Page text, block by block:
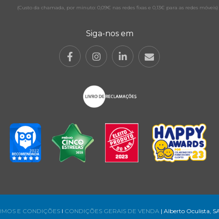
(Custo da chamada, por minuto: 0,09€ nas redes fixas e 0,13€ para as redes móveis)
Siga-nos em
E CONDIÇÕES l CONDIÇÕES GERAIS DE VENDA | Alberto Oculista,